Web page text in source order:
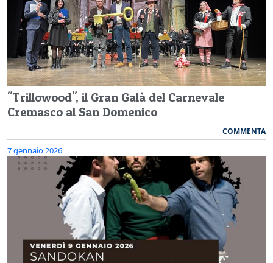
"Trillowood", il Gran Galà del Carnevale
Cremasco al San Domenico
COMMENTA
7 gennaio 2026